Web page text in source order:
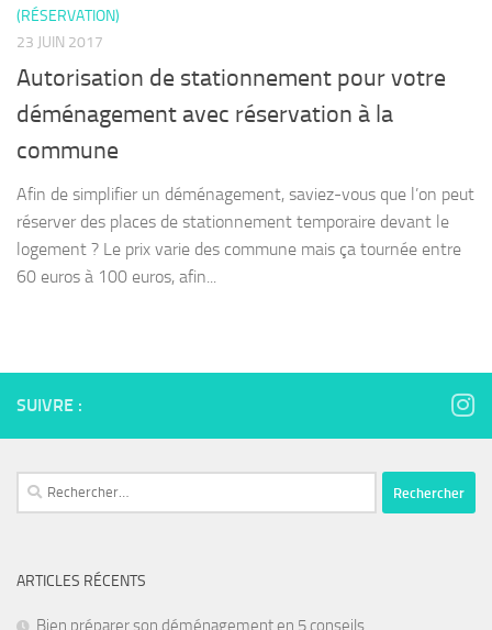
(RÉSERVATION)
23 JUIN 2017
Autorisation de stationnement pour votre
déménagement avec réservation à la
commune
Afin de simplifier un déménagement, saviez-vous que l’on peut
réserver des places de stationnement temporaire devant le
logement ? Le prix varie des commune mais ça tournée entre
60 euros à 100 euros, afin...
SUIVRE :
Rechercher :
ARTICLES RÉCENTS
Bien préparer son déménagement en 5 conseils